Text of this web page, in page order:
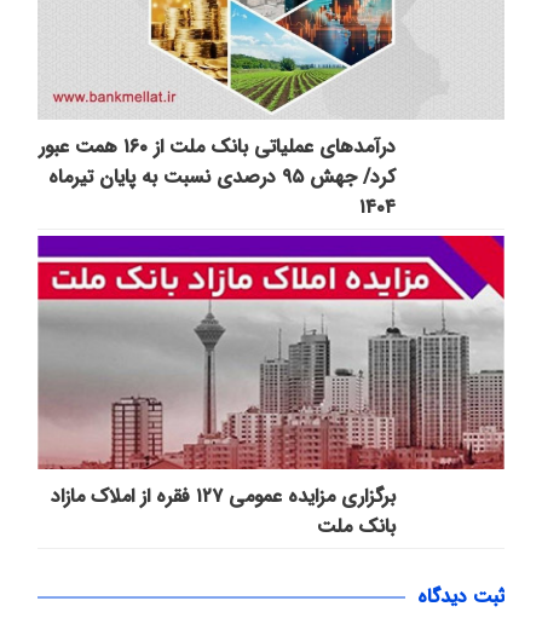
درآمدهای عملیاتی بانك ملت از ۱۶۰ همت عبور
كرد/ جهش ۹۵ درصدی نسبت به پایان تیرماه
۱۴۰۴
برگزاری مزایده عمومی ۱۲۷ فقره از املاک مازاد
بانک ملت
ثبت دیدگاه